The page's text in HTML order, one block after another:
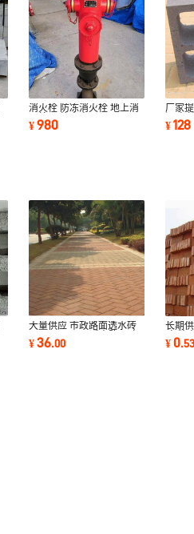
消火栓 防冻消火栓 地上消
火栓 价格实惠
¥980
厂家
泥砖
¥128
大量供应 市政路面透水砖
200*100*60透水路面砖
价格合适
¥36.00
长期
砖 粘
惠
¥0.53